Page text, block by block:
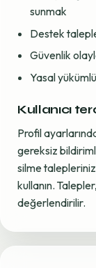
sunmak
Destek
Güvenlik
Yasal
Kullanıcı
Profil
gereksiz
silme
kullanın.
değerlendirilir.